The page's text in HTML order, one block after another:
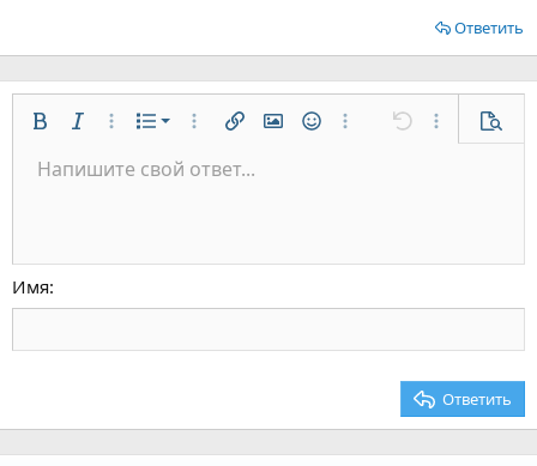
Ответить
ЖирныйКурсивДополнительно...
СписокНумерованный список
Маркированный список
Дополнительно...
Вставить ссылку
Вставить изображение
СмайлыДополнительно...
Отменить
Размер шрифта
9
18
22
Цвет текста
Шрифт Arial
Tahoma
Times New Roman
Зачёркнутый
Подчёркнутый
Однострочный код
ВыравниваниеПо левому краю
Формат параграфа
Обычный
Заголовок 2
Заголовок 3
ЦитатаМедиаВставить таблицу
Вставить горизонтальную линию
Спойлер
Код
Повторить
Переключить режим работы редактора
Удалить форматирование
ЧерновикиСохранить черновик
Напишите свой ответ...
Имя
Ответить